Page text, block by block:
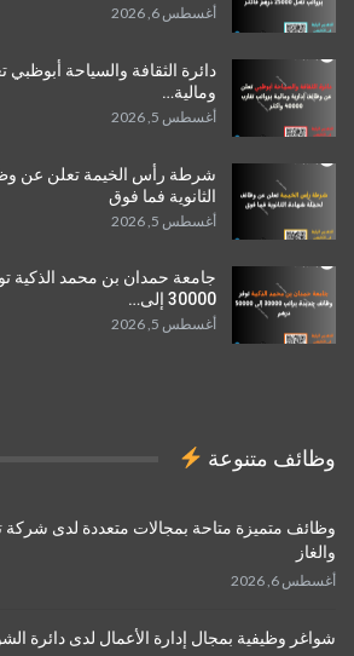
أغسطس 6, 2026
دائرة الثقافة والسياحة
ومالية…
أغسطس 5, 2026
شرطة رأس الخيمة تعلن عن
الثانوية فما فوق
أغسطس 5, 2026
جامعة حمدان بن محمد الذكية
30000 إلى…
أغسطس 5, 2026
وظائف متنوعة
وظائف متميزة متاحة بمجالات متعددة لدى
والغاز
أغسطس 6, 2026
شواغر وظيفية بمجال إدارة الأعمال لدى دائرة